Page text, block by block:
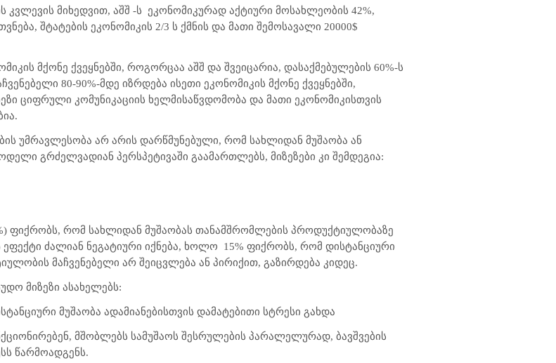
კვლევის მიხედვით, აშშ -ს
ეკონომიკურად აქტიური მოსახლეობის 42%,
შტატების ეკონომიკის 2/3 ს ქმნის და მათი შემოსავალი 20000$
მქონე ქვეყნებში, როგორცაა აშშ და შვეიცარია, დასაქმებულების 60%-ს
80-90%-მდე იზრდება ისეთი ეკონომიკის მქონე ქვეყნებში,
ციფრული კომუნიკაციის ხელმისაწვდომობა და მათი ეკონომიკისთვის
უმრავლესობა არ არის დარწმუნებული, რომ სახლიდან მუშაობა ან
გრძელვადიან პერსპეტივაში გაამართლებს, მიზეზები კი შემდეგია:
ფიქრობს, რომ სახლიდან მუშაობას თანამშრომლების პროდუქტიულობაზე
ეფექტი ძალიან ნეგატიური იქნება, ხოლო
15% ფიქრობს, რომ დისტანციური
მაჩვენებელი არ შეიცვლება ან პირიქით, გაზირდება კიდეც.
მიზეზი ასახელებს:
მუშაობა ადამიანებისთვის დამატებითი სტრესი გახდა
მშობლებს სამუშაოს შესრულების პარალელურად, ბავშვების
წარმოადგენს.